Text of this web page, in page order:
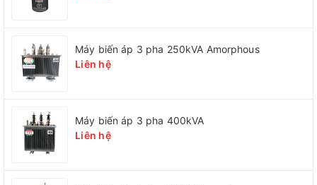
Máy biến áp 3 pha 250kVA Amorphous
Liên hệ
Máy biến áp 3 pha 400kVA
Liên hệ